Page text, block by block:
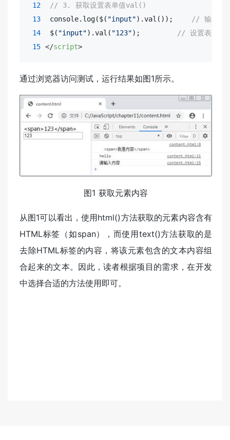
12
// 3. 获取设置表单值val()
13
console.log($( "input").val());
// 输出结
14
  $(
"input").val( "123");
// 设置表单元
15 </script>
通过浏览器访问测试，运行结果如图1所示。
图1 获取元素内容
从图1可以看出，使用html()方法获取的元素内容含有
HTML标签（如span），而使用text()方法获取的是
去除HTML标签的内容，将该元素包含的文本内容组
合起来的文本。因此，读者根据项目的需求，在开发
中选择合适的方法使用即可。